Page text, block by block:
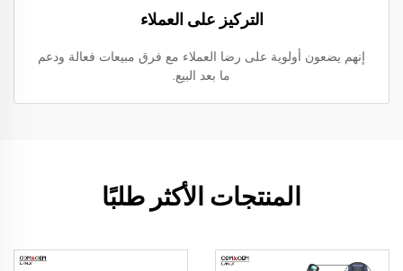
التركيز على العملاء
إنهم يضعون أولوية على رضا العملاء مع فرق مبيعات فعالة ودعم
ما بعد البيع.
المنتجات الأكثر طلبًا